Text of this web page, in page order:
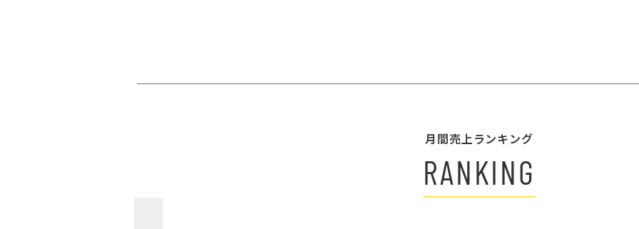
月間売上ランキング
RANKING